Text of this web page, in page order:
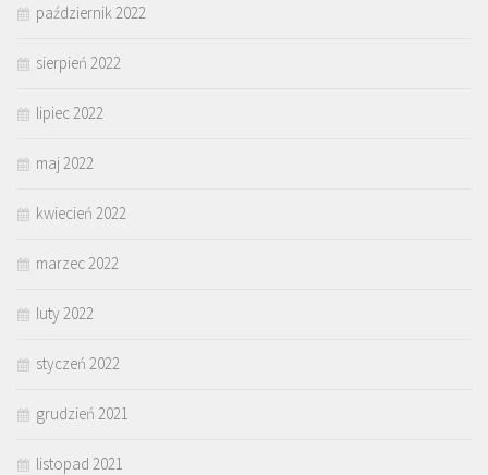
październik 2022
sierpień 2022
lipiec 2022
maj 2022
kwiecień 2022
marzec 2022
luty 2022
styczeń 2022
grudzień 2021
listopad 2021